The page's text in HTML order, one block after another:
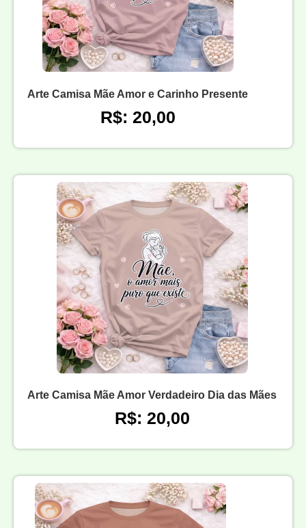
Arte Camisa Mãe Amor e Carinho Presente
R$: 20,00
Arte Camisa Mãe Amor Verdadeiro Dia das Mães
R$: 20,00